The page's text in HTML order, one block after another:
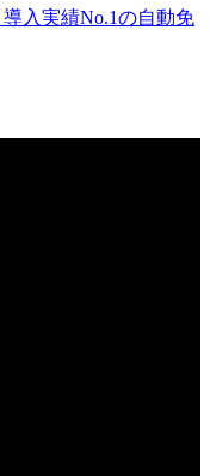
導入実績No.1の自動免